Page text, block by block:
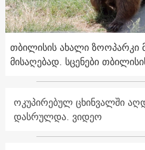
თბილისის ახალი ზოოპარკი
მისაღებად. სცენები
ოკუპირებულ ცხინვალში
დასრულდა. ვიდეო